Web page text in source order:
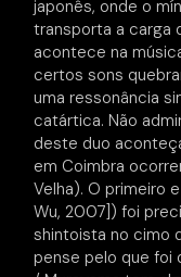
japonês, onde o
transporta a carga
acontece na
certos sons
uma ressonância
catártica. Não
deste duo
em Coimbra
Velha). O primeiro
Wu, 2007]) foi
shintoista no cimo
pense pelo que foi